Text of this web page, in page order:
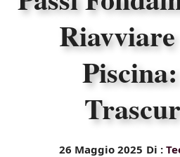
26 Maggio 2025 Di :